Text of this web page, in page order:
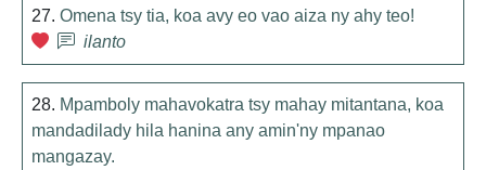
27. Omena tsy tia, koa avy eo vao aiza ny ahy teo!
ilanto
28. Mpamboly mahavokatra tsy mahay mitantana, koa
mandadilady hila hanina any amin'ny mpanao
mangazay.